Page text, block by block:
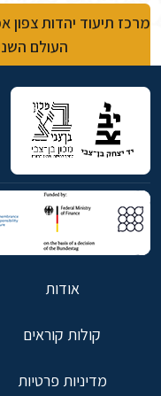
מרכז תיעוד יהדות
העולם
אודות
קולות קוראים
מדיניות פרטיות